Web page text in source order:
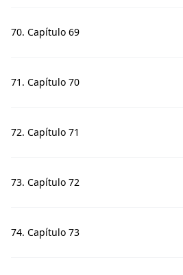
70. Capítulo 69
71. Capítulo 70
72. Capítulo 71
73. Capítulo 72
74. Capítulo 73